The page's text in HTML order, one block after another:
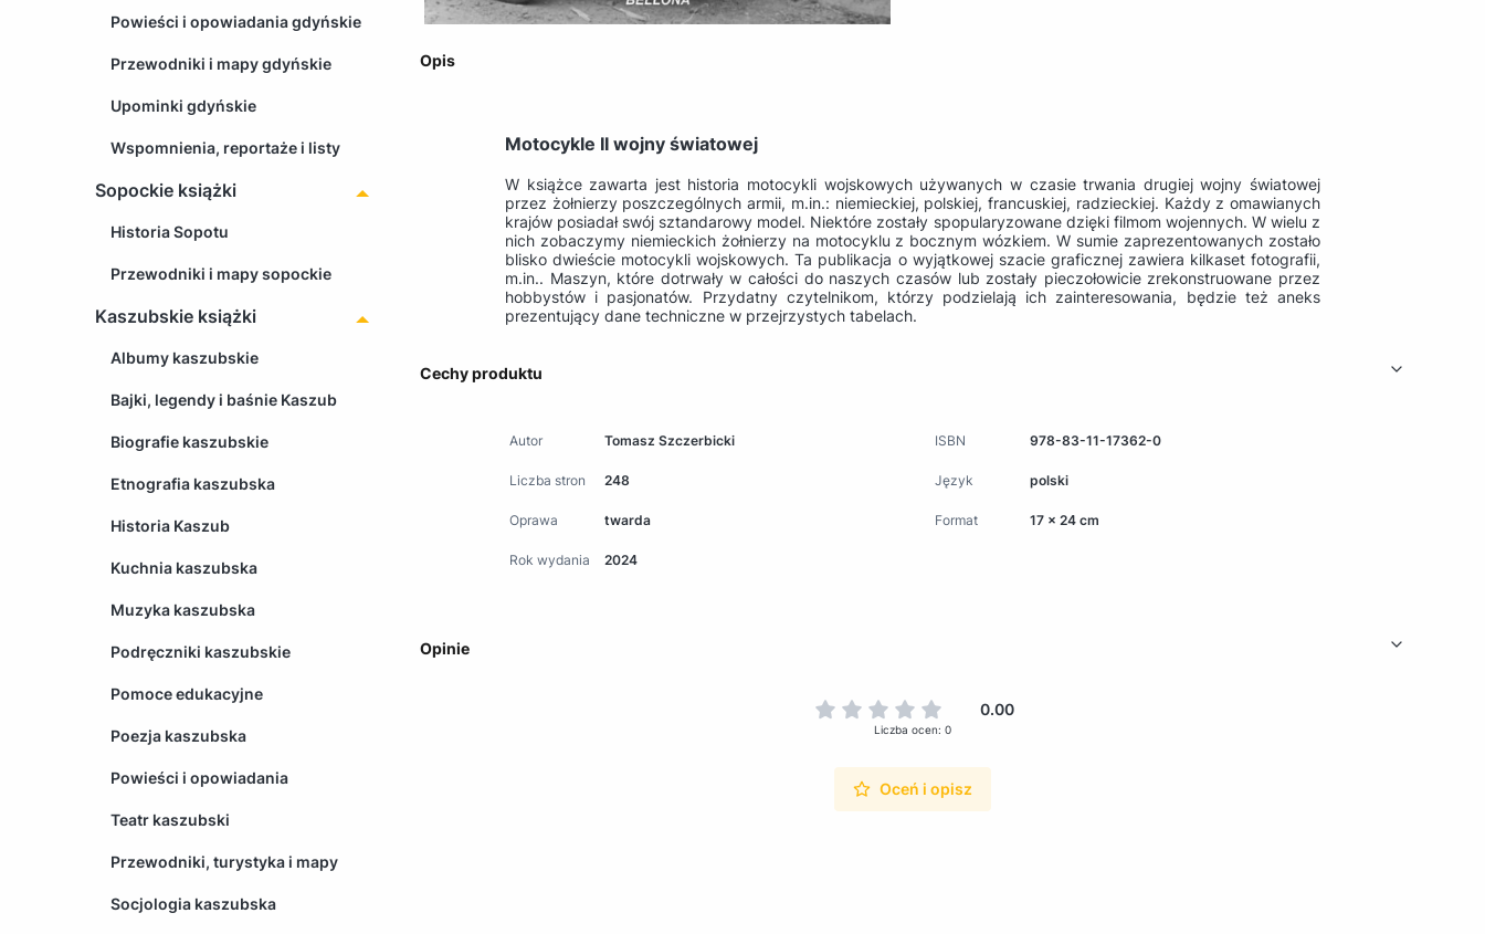
Powieści i opowiadania gdyńskie
Przewodniki i mapy gdyńskie
Upominki gdyńskie
Wspomnienia, reportaże i listy
Sopockie książki
Historia Sopotu
Przewodniki i mapy sopockie
Kaszubskie książki
Albumy kaszubskie
Bajki, legendy i baśnie Kaszub
Biografie kaszubskie
Etnografia kaszubska
Historia Kaszub
Kuchnia kaszubska
Muzyka kaszubska
Podręczniki kaszubskie
Pomoce edukacyjne
Poezja kaszubska
Powieści i opowiadania
Teatr kaszubski
Przewodniki, turystyka i mapy
Socjologia kaszubska
Opis
Motocykle II wojny światowej
W książce zawarta jest historia motocykli wojskowych używanych w czasie trwania drugiej wojny światowej
przez żołnierzy poszczególnych armii, m.in.: niemieckiej, polskiej, francuskiej, radzieckiej. Każdy z omawianych
krajów posiadał swój sztandarowy model. Niektóre zostały spopularyzowane dzięki filmom wojennych. W wielu z
nich zobaczymy niemieckich żołnierzy na motocyklu z bocznym wózkiem. W sumie zaprezentowanych zostało
blisko dwieście motocykli wojskowych. Ta publikacja o wyjątkowej szacie graficznej zawiera kilkaset fotografii,
m.in.. Maszyn, które dotrwały w całości do naszych czasów lub zostały pieczołowicie zrekonstruowane przez
hobbystów i pasjonatów. Przydatny czytelnikom, którzy podzielają ich zainteresowania, będzie też aneks
prezentujący dane techniczne w przejrzystych tabelach.
Cechy produktu
Autor Tomasz Szczerbicki ISBN 978-83-11-17362-0
Liczba stron 248 Język polski
Oprawa twarda Format 17 x 24 cm
Rok wydania 2024
Opinie
0.00
Liczba ocen: 0
Oceń i opisz